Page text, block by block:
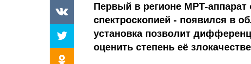
Первый в регионе МРТ-
спектроскопией - появился в
установка позволит
оценить степень её